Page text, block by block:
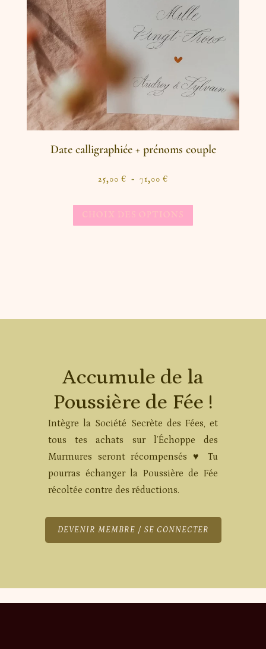
Date calligraphiée + prénoms couple
25,00 € – 71,00 €
CHOIX DES OPTIONS
Accumule de la
Poussière de Fée !
Intègre la Société Secrète des Fées, et
tous tes achats sur l’Échoppe des
Murmures seront récompensés ♥ Tu
pourras échanger la Poussière de Fée
récoltée contre des réductions.
DEVENIR MEMBRE / SE CONNECTER